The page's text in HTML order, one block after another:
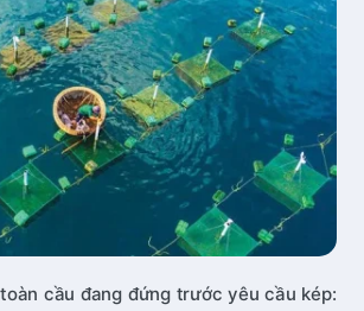
cầu đang đứng trước yêu cầu kép: